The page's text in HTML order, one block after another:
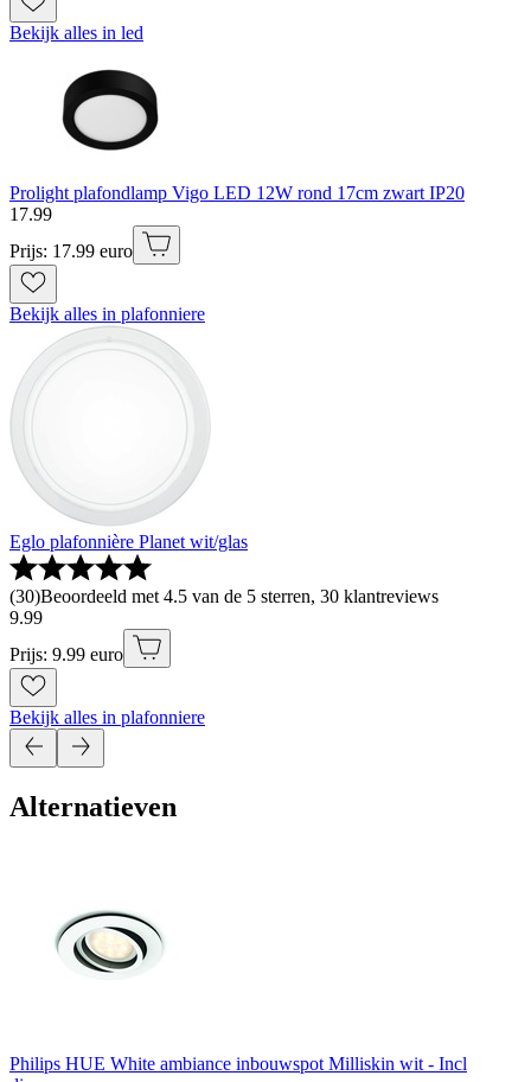
Bekijk alles in led
Prolight plafondlamp Vigo LED 12W rond 17cm zwart IP20
17.99
Prijs: 17.99 euro
Bekijk alles in plafonniere
Eglo plafonnière Planet wit/glas
(30)Beoordeeld met 4.5 van de 5 sterren, 30 klantreviews
9.99
Prijs: 9.99 euro
Bekijk alles in plafonniere
Alternatieven
Philips HUE White ambiance inbouwspot Milliskin wit - Incl